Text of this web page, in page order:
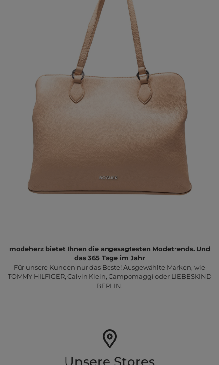
modeherz bietet Ihnen die angesagtesten Modetrends. Und
das 365 Tage im Jahr
Für unsere Kunden nur das Beste! Ausgewählte Marken, wie
TOMMY HILFIGER, Calvin Klein, Campomaggi oder LIEBESKIND
BERLIN.
Unsere Stores